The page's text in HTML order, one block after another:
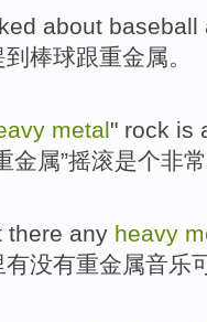
about baseball
棒球跟重金属。
metal" rock is
金属”摇滚是个非
there any heavy
有没有重金属音乐